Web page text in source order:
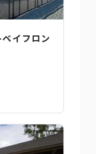
イフロン